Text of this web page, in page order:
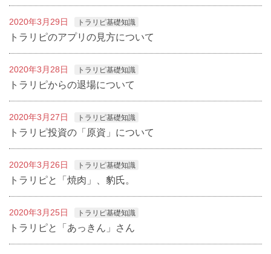
2020年3月29日 トラリピ基礎知識
トラリピのアプリの見方について
2020年3月28日 トラリピ基礎知識
トラリピからの退場について
2020年3月27日 トラリピ基礎知識
トラリピ投資の「原資」について
2020年3月26日 トラリピ基礎知識
トラリピと「焼肉」、豹氏。
2020年3月25日 トラリピ基礎知識
トラリピと「あっきん」さん